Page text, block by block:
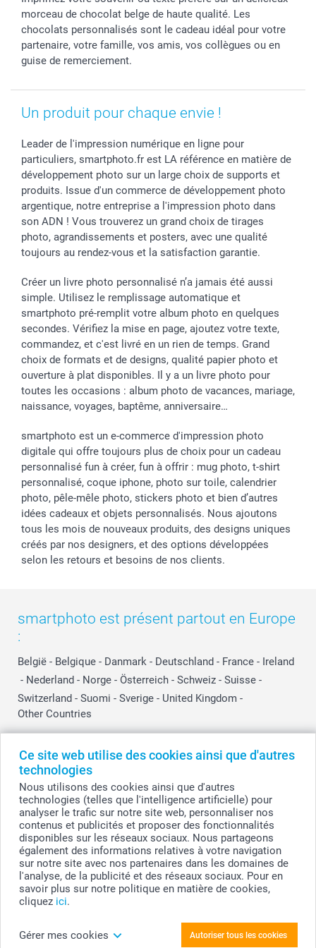
Ce site web utilise des cookies ainsi que d'autres
technologies
Nous utilisons des cookies ainsi que d'autres
technologies (telles que l'intelligence artificielle) pour
analyser le trafic sur notre site web, personnaliser nos
contenus et publicités et proposer des fonctionnalités
disponibles sur les réseaux sociaux. Nous partageons
également des informations relatives à votre navigation
sur notre site avec nos partenaires dans les domaines de
l'analyse, de la publicité et des réseaux sociaux. Pour en
savoir plus sur notre politique en matière de cookies,
cliquez ici.
Gérer mes cookies Autoriser tous les cookies
Personnalisez votre Chocolat carré 16 pièces
Toussaint
Rentrée des classes
Saint-Valentin
Vacances
Tarifs
Partenariats & Influence
Investisseurs
Modes de paiement
Grandes quantités
Statut de ma commande
morceau de chocolat belge de haute qualité. Les
chocolats personnalisés sont le cadeau idéal pour votre
partenaire, votre famille, vos amis, vos collègues ou en
guise de remerciement.
Un produit pour chaque envie !
Leader de l'impression numérique en ligne pour
particuliers, smartphoto.fr est LA référence en matière de
développement photo sur un large choix de supports et
produits. Issue d'un commerce de développement photo
argentique, notre entreprise a l'impression photo dans
son ADN ! Vous trouverez un grand choix de tirages
photo, agrandissements et posters, avec une qualité
toujours au rendez-vous et la satisfaction garantie.
Créer un livre photo personnalisé n’a jamais été aussi
simple. Utilisez le remplissage automatique et
smartphoto pré-remplit votre album photo en quelques
secondes. Vérifiez la mise en page, ajoutez votre texte,
commandez, et c'est livré en un rien de temps. Grand
choix de formats et de designs, qualité papier photo et
ouverture à plat disponibles. Il y a un livre photo pour
toutes les occasions : album photo de vacances, mariage,
naissance, voyages, baptême, anniversaire…
smartphoto est un e-commerce d'impression photo
digitale qui offre toujours plus de choix pour un cadeau
personnalisé fun à créer, fun à offrir : mug photo, t-shirt
personnalisé, coque iphone, photo sur toile, calendrier
photo, pêle-mêle photo, stickers photo et bien d’autres
idées cadeaux et objets personnalisés. Nous ajoutons
tous les mois de nouveaux produits, des designs uniques
créés par nos designers, et des options développées
selon les retours et besoins de nos clients.
smartphoto est présent partout en Europe
:
België - Belgique - Danmark - Deutschland - France - Ireland
- Nederland - Norge - Österreich - Schweiz - Suisse -
Switzerland - Suomi - Sverige - United Kingdom -
Other Countries
© smartphoto group. Tous droits réservés
smartphoto group SA.
Siège social : Kwatrechtsteenweg 160, 9230 Wetteren, Belgique
Numéro de TVA BE 0405.706.755
Numéro d'entreprise 0405.706.755.
Coordonnées bancaires: IBAN BE71 2850 2711 5569 - BIC: GEBABEBB
Tous les prix sont en EURO (€), TVA incluse et hors frais de port.